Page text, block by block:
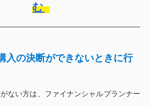
む
入の決断ができないときに行
ない方は、ファイナンシャルプランナー